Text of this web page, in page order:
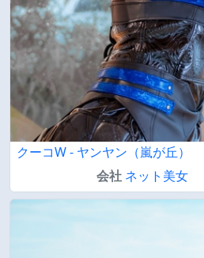
クーコW - ヤンヤン（嵐が丘）
会社 ネット美女